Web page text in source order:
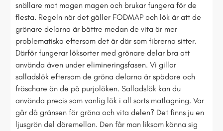
snällare mot magen magen och brukar fungera för de
flesta. Regeln när det gäller FODMAP och lök är att de
grönare delarna är bättre medan de vita är mer
problematiska eftersom det är där som fibrerna sitter.
Därför fungerar löksorter med grönare delar bra att
använda även under elimineringsfasen. Vi gillar
salladslök eftersom de gröna delarna är spädare och
fräschare än de på purjolöken. Salladslök kan du
använda precis som vanlig lök i all sorts matlagning. Var
går då gränsen för gröna och vita delen? Det finns ju en
ljusgrön del däremellan. Den får man liksom känna sig